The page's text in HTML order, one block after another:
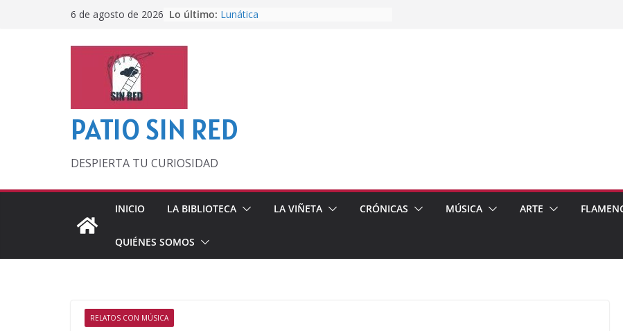
6 de agosto de 2026 Lo último: Lunática
PATIO SIN RED
DESPIERTA TU CURIOSIDAD
INICIO LA BIBLIOTECA LA VIÑETA CRÓNICAS MÚSICA ARTE
QUIÉNES SOMOS
RELATOS CON MÚSICA